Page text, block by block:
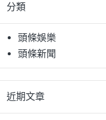
字:分類
頭條娛樂
頭條新聞
近期文章